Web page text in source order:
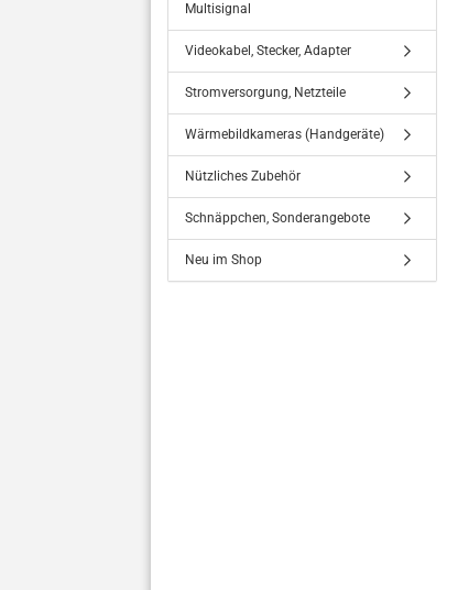
Multisignal
Videokabel, Stecker, Adapter
Stromversorgung, Netzteile
Wärmebildkameras (Handgeräte)
Nützliches Zubehör
Schnäppchen, Sonderangebote
Neu im Shop